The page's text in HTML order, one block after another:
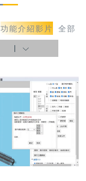
功能介紹影片 全部